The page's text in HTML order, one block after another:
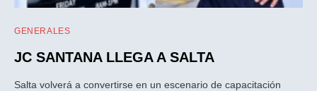
GENERALES
JC SANTANA LLEGA A SALTA
Salta volverá a convertirse en un escenario de capacitación